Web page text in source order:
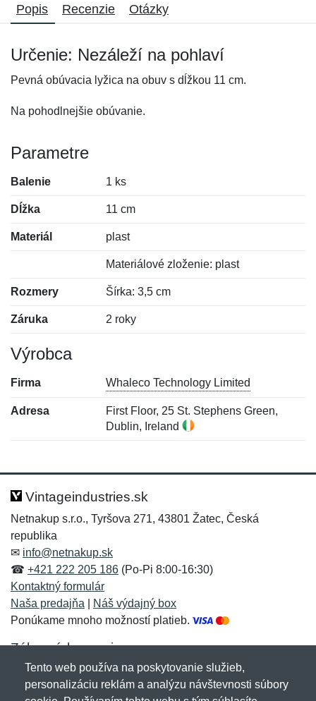
Popis Recenzie Otázky
Určenie: Nezáleží na pohlaví
Pevná obúvacia lyžica na obuv s dĺžkou 11 cm.
Na pohodlnejšie obúvanie.
Parametre
Balenie 1 ks
Dĺžka 11 cm
Materiál plast
Materiálové zloženie: plast
Rozmery Šírka: 3,5 cm
Záruka 2 roky
Výrobca
Firma Whaleco Technology Limited
Adresa
First Floor, 25 St. Stephens Green,
Dublin, Ireland
Hodnotenie:
Meno:*
E-mail:
Správa*
Meno:
E-mail:*
Správa*
Vintageindustries.sk
Netnakup s.r.o., Tyršova 271, 43801 Žatec, Česká
republika
✉ info@netnakup.sk
☎ +421 222 205 186 (Po-Pi 8:00-16:30)
Kontaktný formulár
Naša predajňa
Náš výdajný box
Ponúkame mnoho možností platieb.
Zákaznícky servis
Novinky emailom
Tento web používa na poskytovanie služieb,
personalizáciu reklám a analýzu návštevnosti súbory